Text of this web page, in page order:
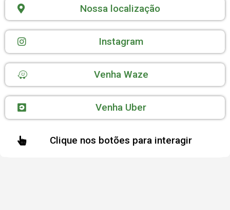
Nossa localização
Instagram
Venha Waze
Venha Uber
Clique nos botões para interagir